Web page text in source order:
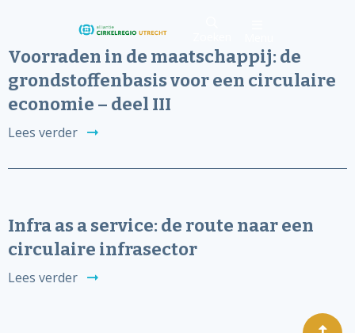
Voorraden in de maatschappij: de
grondstoffenbasis voor een circulaire
economie – deel III
Lees verder
Infra as a service: de route naar een
circulaire infrasector
Lees verder